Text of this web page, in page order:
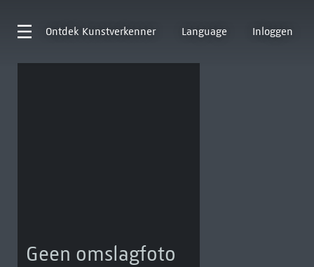
Ontdek Kunstverkenner Language Inloggen
Geen omslagfoto